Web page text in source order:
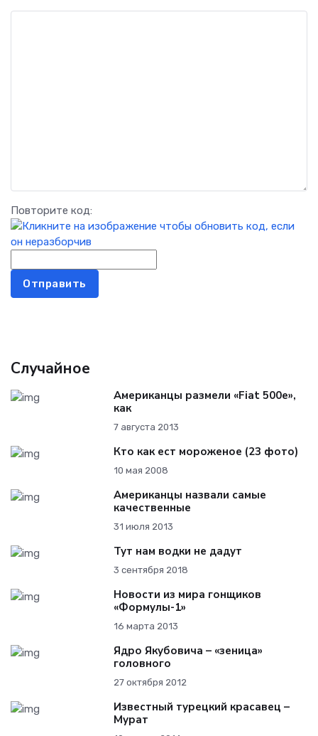
Повторите код:
Отправить
Случайное
Американцы размели «Fiat 500e»,
как
7 августа 2013
Кто как ест мороженое (23 фото)
10 мая 2008
Американцы назвали самые
качественные
31 июля 2013
Тут нам водки не дадут
3 сентября 2018
Новости из мира гонщиков
«Формулы-1»
16 марта 2013
Ядро Якубовича – «зеница»
головного
27 октября 2012
Известный турецкий красавец –
Мурат